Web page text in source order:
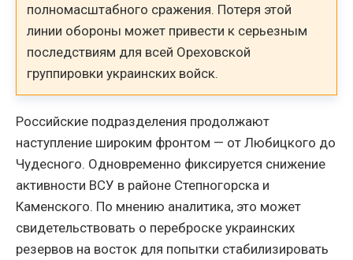
полномасштабного сражения. Потеря этой
линии обороны может привести к серьезным
последствиям для всей Ореховской
группировки украинских войск.
Российские подразделения продолжают
наступление широким фронтом — от Любицкого до
Чудесного. Одновременно фиксируется снижение
активности ВСУ в районе Степногорска и
Каменского. По мнению аналитика, это может
свидетельствовать о переброске украинских
резервов на восток для попытки стабилизировать